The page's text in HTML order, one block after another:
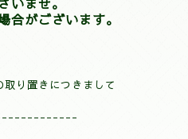
合がございます。
り置きにつきまして